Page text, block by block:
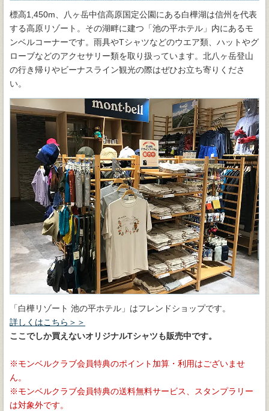
標高1,450m、八ヶ岳中信高原国定公園にある白樺湖は信州を代表
する高原リゾート。その湖畔に建つ「池の平ホテル」内にあるモ
ンベルコーナーです。雨具やTシャツなどのウエア類、ハットやグ
ローブなどのアクセサリー類を取り扱っています。北八ヶ岳登山
の行き帰りやビーナスライン観光の際はぜひお立ち寄りくださ
い。
「白樺リゾート 池の平ホテル」はフレンドショップです。
詳しくはこちら＞＞
ここでしか買えないオリジナルTシャツも販売中です。
モンベルクラブ会員特典のポイント加算・利用はございませ
ん。
モンベルクラブ会員特典の送料無料サービス、スタンプラリー
は対象外です。